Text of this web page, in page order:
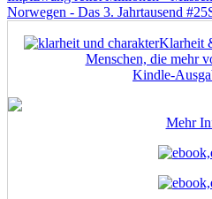
Norwegen - Das 3. Jahrtausend #25
Klarheit
Menschen, die mehr
Kindle-
Mehr